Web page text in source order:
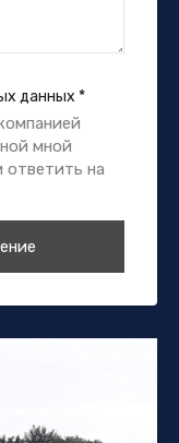
данных *
мной
на